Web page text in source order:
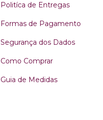
Politíca de Entregas
Formas de Pagamento
Segurança dos Dados
Como Comprar
Guia de Medidas